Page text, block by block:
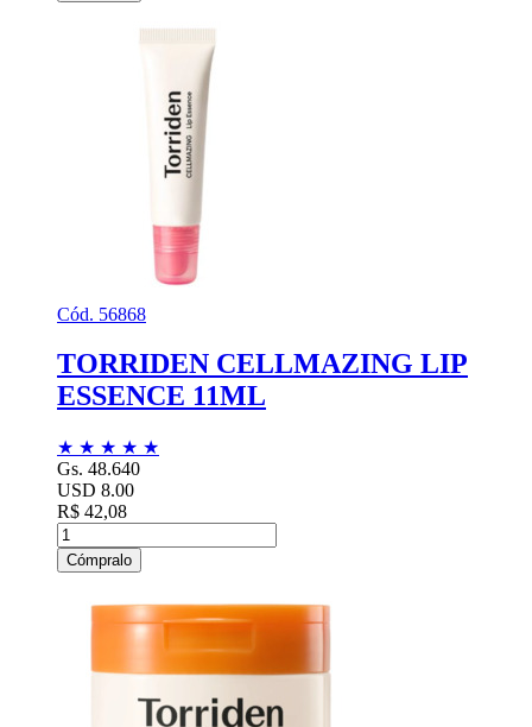
Cód. 56868
TORRIDEN CELLMAZING LIP
ESSENCE 11ML
★ ★ ★ ★ ★
Gs. 48.640
USD 8.00
R$ 42,08
Cómpralo